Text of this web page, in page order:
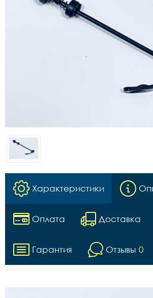
Характеристики
Оплата Доставка
Гарантия Отзывы 0